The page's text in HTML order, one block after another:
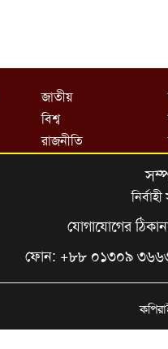
জাতীয়
বিশ্ব
রাজনীতি
যোগাযোগের
ফোন: +৮৮ ০১৩০৯